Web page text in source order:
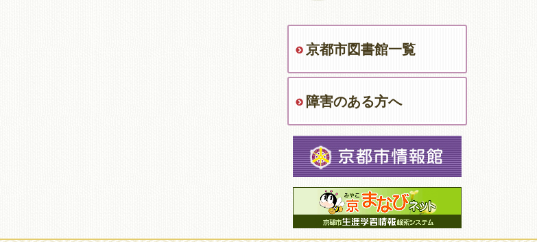
京都市図書館一覧
障害のある方へ